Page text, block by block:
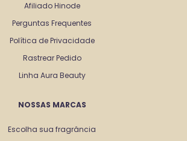
Afiliado Hinode
Perguntas Frequentes
Política de Privacidade
Rastrear Pedido
Linha Aura Beauty
NOSSAS MARCAS
Escolha sua fragrância